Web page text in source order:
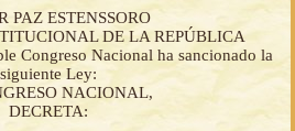
PAZ ESTENSSORO
DE LA REPÚBLICA
Congreso Nacional ha sancionado la
siguiente Ley:
NACIONAL,
DECRETA: